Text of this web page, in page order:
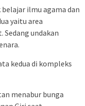
ilmu agama dan
yaitu area
Sedang undakan
kedua di kompleks
menabur bunga